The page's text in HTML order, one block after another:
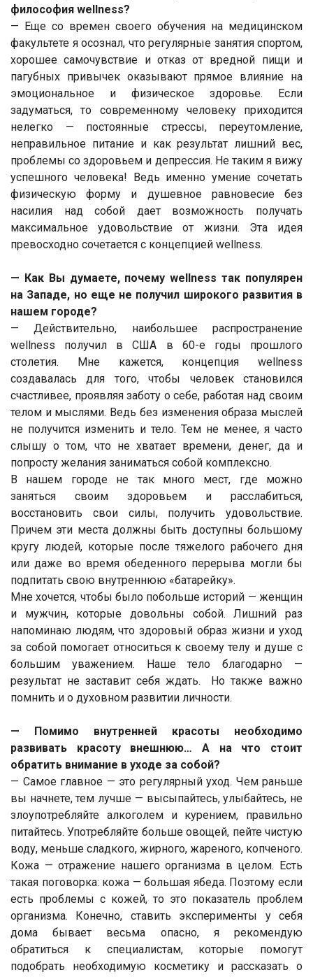
философия wellness?
— Еще со времен своего обучения на медицинском
факультете я осознал, что регулярные занятия спортом,
хорошее самочувствие и отказ от вредной пищи и
пагубных привычек оказывают прямое влияние на
эмоциональное и физическое здоровье. Если
задуматься, то современному человеку приходится
нелегко — постоянные стрессы, переутомление,
неправильное питание и как результат лишний вес,
проблемы со здоровьем и депрессия. Не таким я вижу
успешного человека! Ведь именно умение сочетать
физическую форму и душевное равновесие без
насилия над собой дает возможность получать
максимальное удовольствие от жизни. Эта идея
превосходно сочетается с концепцией wellness.
— Как Вы думаете, почему wellness так популярен
на Западе, но еще не получил широкого развития в
нашем городе?
— Действительно, наибольшее распространение
wellness получил в США в 60-е годы прошлого
столетия. Мне кажется, концепция wellness
создавалась для того, чтобы человек становился
счастливее, проявляя заботу о себе, работая над своим
телом и мыслями. Ведь без изменения образа мыслей
не получится изменить и тело. Тем не менее, я часто
слышу о том, что не хватает времени, денег, да и
попросту желания заниматься собой комплексно.
В нашем городе не так много мест, где можно
заняться своим здоровьем и расслабиться,
восстановить свои силы, получить удовольствие.
Причем эти места должны быть доступны большому
кругу людей, которые после тяжелого рабочего дня
или даже во время обеденного перерыва могли бы
подпитать свою внутреннюю «батарейку».
Мне хочется, чтобы было побольше историй — женщин
и мужчин, которые довольны собой. Лишний раз
напоминаю людям, что здоровый образ жизни и уход
за собой помогает относиться к своему телу и душе с
большим уважением. Наше тело благодарно —
результат не заставит себя ждать. Но также важно
помнить и о духовном развитии личности.
— Помимо внутренней красоты необходимо
развивать красоту внешнюю… А на что стоит
обратить внимание в уходе за собой?
— Самое главное — это регулярный уход. Чем раньше
вы начнете, тем лучше — высыпайтесь, улыбайтесь, не
злоупотребляйте алкоголем и курением, правильно
питайтесь. Употребляйте больше овощей, пейте чистую
воду, меньше сладкого, жирного, жареного, копченого.
Кожа — отражение нашего организма в целом. Есть
такая поговорка: кожа — большая ябеда. Поэтому если
есть проблемы с кожей, то это показатель проблем
организма. Конечно, ставить эксперименты у себя
дома бывает весьма опасно, я рекомендую
обратиться к специалистам, которые помогут
подобрать необходимую косметику и рассказать о